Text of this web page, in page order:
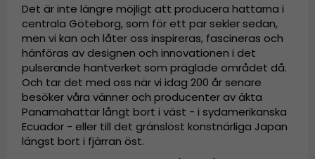
Det är inte längre möjligt att producera hattarna i
centrala Göteborg, som för ett par sekler sedan,
men vi kan och låter oss inspireras, fascineras och
hänföras av designen och innovationen i det
pulserande hantverket som präglade området då.
Och tar det med oss när vi idag 200 år senare
besöker våra vänner och producenter av äkta
Panamahattar långt bort i väst - i sydamerikanska
Ecuador - eller till det gränslöst konstnärliga Japan
längst bort i fjärran öst.